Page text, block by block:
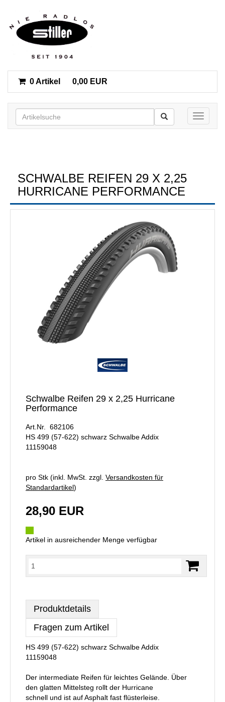
0 Artikel 0,00 EUR
Toggle
SCHWALBE REIFEN 29 X 2,25
HURRICANE PERFORMANCE
Schwalbe Reifen 29 x 2,25 Hurricane
Performance
Art.Nr. 682106
HS 499 (57-622) schwarz Schwalbe Addix
11159048
pro Stk (inkl. MwSt. zzgl. Versandkosten für
Standardartikel)
28,90 EUR
Artikel in ausreichender Menge verfügbar
Produktdetails
Fragen zum Artikel
HS 499 (57-622) schwarz Schwalbe Addix
11159048
Der intermediate Reifen für leichtes Gelände. Über
den glatten Mittelsteg rollt der Hurricane
schnell und ist auf Asphalt fast flüsterleise.